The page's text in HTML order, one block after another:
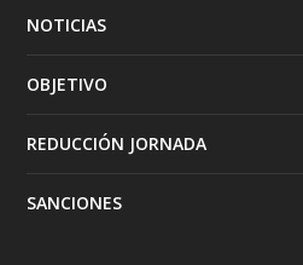
NOTICIAS
OBJETIVO
REDUCCIÓN JORNADA
SANCIONES